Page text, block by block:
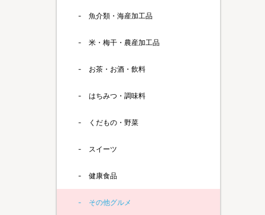
魚介類・海産加工品
米・梅干・農産加工品
お茶・お酒・飲料
はちみつ・調味料
くだもの・野菜
スイーツ
健康食品
その他グルメ